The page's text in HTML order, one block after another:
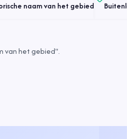
naam van het gebied
van het gebied".